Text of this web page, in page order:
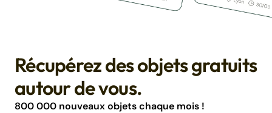
Récupérez des objets gratuits
autour de vous.
800 000 nouveaux objets chaque mois !